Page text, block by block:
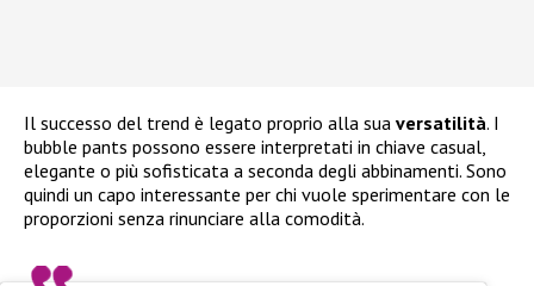
Il successo del trend è legato proprio alla sua versatilità. I
bubble pants possono essere interpretati in chiave casual,
elegante o più sofisticata a seconda degli abbinamenti. Sono
quindi un capo interessante per chi vuole sperimentare con le
proporzioni senza rinunciare alla comodità.